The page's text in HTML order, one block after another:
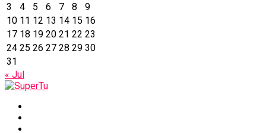
3
4 5 6 7 8
9
10 11 12 13 14 15 16
17 18 19 20 21 22 23
24 25 26 27 28 29 30
31
« Jul